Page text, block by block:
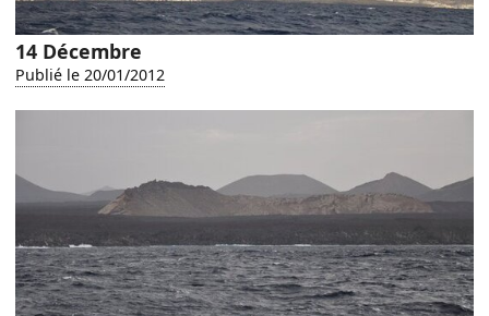
14 Décembre
Publié le 20/01/2012